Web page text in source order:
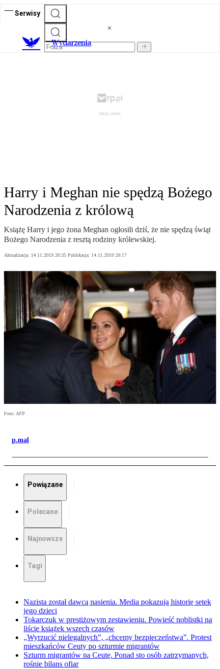
Serwisy
Wydarzenia
Harry i Meghan nie spędzą Bożego
Narodzenia z królową
Książę Harry i jego żona Meghan ogłosili dziś, że nie spędzą świąt
Bożego Narodzenia z resztą rodziny królewskiej.
Aktualizacja: 14.11.2019 20:35 Publikacja: 14.11.2019 20:17
Foto: AFP
p.mal
Powiązane
Polecane
Najnowsze
Tagi
Nazista został dawcą nasienia. Media pokazują historię setek
jego dzieci
Tokarczuk w prestiżowym zestawieniu. Powieść noblistki na
liście książek wszech czasów
„Wyrzucić nielegalnych”, „chcemy bezpieczeństwa”. Protest
mieszkańców Ceuty po szturmie migrantów
Szturm migrantów na Ceutę. Ponad sto osób zatrzymanych,
rośnie bilans ofiar